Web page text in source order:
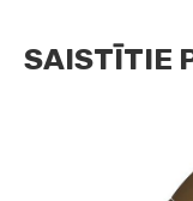
SAISTĪTIE